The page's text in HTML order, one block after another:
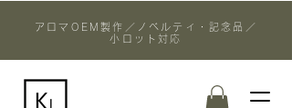
アロマOEM製作／ノベルティ・記念品／
小ロット対応